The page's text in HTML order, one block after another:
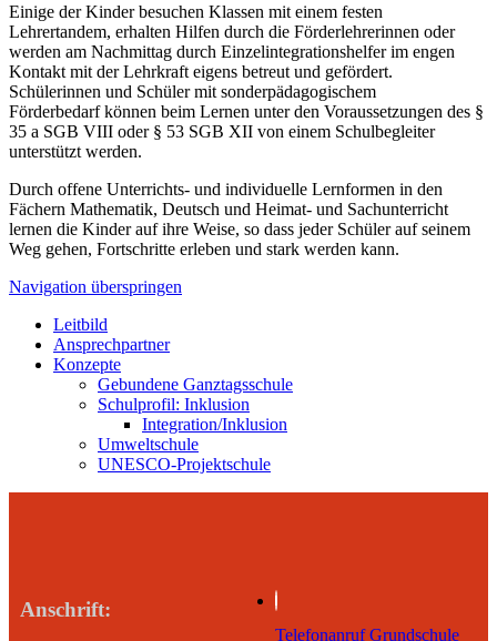
Einige der Kinder besuchen Klassen mit einem festen
Lehrertandem, erhalten Hilfen durch die Förderlehrerinnen oder
werden am Nachmittag durch Einzelintegrationshelfer im engen
Kontakt mit der Lehrkraft eigens betreut und gefördert.
Schülerinnen und Schüler mit sonderpädagogischem
Förderbedarf können beim Lernen unter den Voraussetzungen des §
35 a SGB VIII oder § 53 SGB XII von einem Schulbegleiter
unterstützt werden.
Durch offene Unterrichts- und individuelle Lernformen in den
Fächern Mathematik, Deutsch und Heimat- und Sachunterricht
lernen die Kinder auf ihre Weise, so dass jeder Schüler auf seinem
Weg gehen, Fortschritte erleben und stark werden kann.
Navigation überspringen
Leitbild
Ansprechpartner
Konzepte
Gebundene Ganztagsschule
Schulprofil: Inklusion
Integration/Inklusion
Umweltschule
UNESCO-Projektschule
Anschrift:
Telefonanruf Grundschule